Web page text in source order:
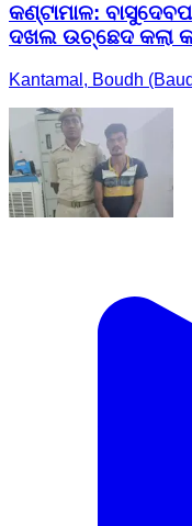
କଣ୍ଟାମାଳ:
ଦଖଲ ଉଚ୍ଛେଦ କଲା
Kantamal, Boudh